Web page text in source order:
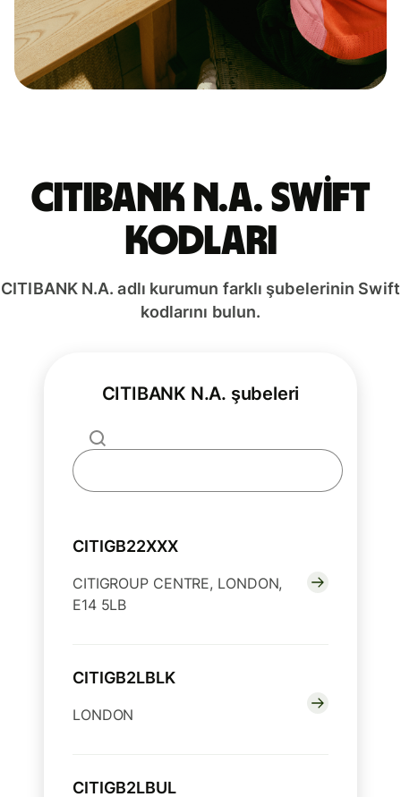
CITIBANK N.A. Swift
kodları
CITIBANK N.A. adlı kurumun farklı şubelerinin Swift
kodlarını bulun.
CITIBANK N.A. şubeleri
CITIGB22XXX
CITIGROUP CENTRE, LONDON,
E14 5LB
CITIGB2LBLK
LONDON
CITIGB2LBUL